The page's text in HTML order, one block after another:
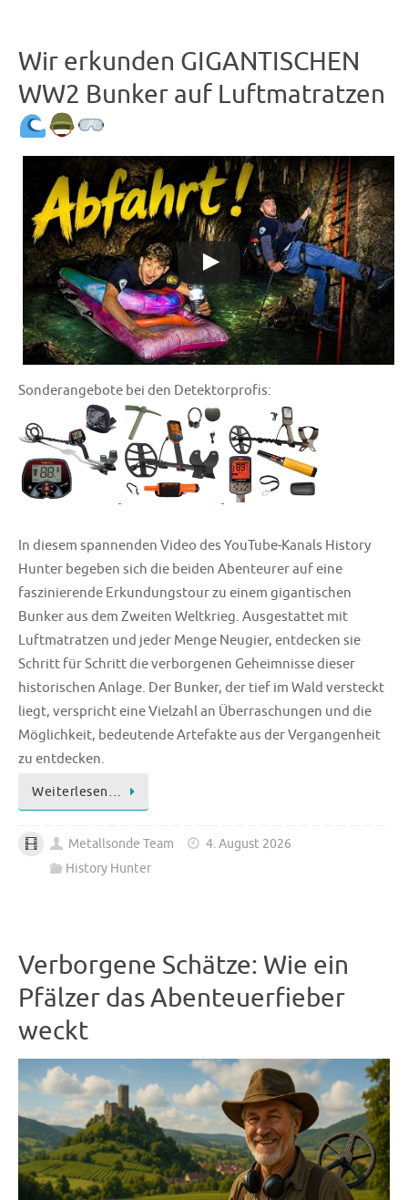
Wir erkunden GIGANTISCHEN
WW2 Bunker auf Luftmatratzen
Sonderangebote bei den Detektorprofis:
In diesem spannenden Video des YouTube-Kanals History
Hunter begeben sich die beiden Abenteurer auf eine
faszinierende Erkundungstour zu einem gigantischen
Bunker aus dem Zweiten Weltkrieg. Ausgestattet mit
Luftmatratzen und jeder Menge Neugier, entdecken sie
Schritt für Schritt die verborgenen Geheimnisse dieser
historischen Anlage. Der Bunker, der tief im Wald versteckt
liegt, verspricht eine Vielzahl an Überraschungen und die
Möglichkeit, bedeutende Artefakte aus der Vergangenheit
zu entdecken.
Weiterlesen…
Metallsonde Team
4. August 2026
History Hunter
Verborgene Schätze: Wie ein
Pfälzer das Abenteuerfieber
weckt